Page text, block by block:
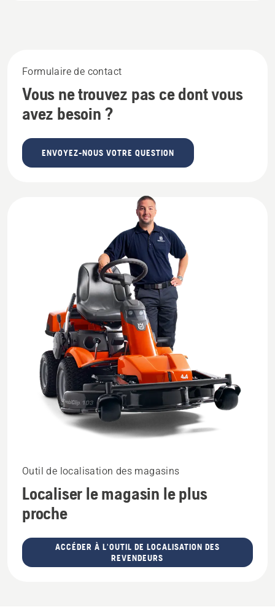
Formulaire de contact
Vous ne trouvez pas ce dont vous
avez besoin ?
ENVOYEZ-NOUS VOTRE QUESTION
Outil de localisation des magasins
Localiser le magasin le plus
proche
ACCÉDER À L'OUTIL DE LOCALISATION DES
REVENDEURS